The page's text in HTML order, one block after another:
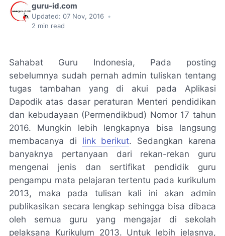
guru-id.com
Updated: 07 Nov, 2016 •
2 min read
Sahabat Guru Indonesia, Pada posting
sebelumnya sudah pernah admin tuliskan tentang
tugas tambahan yang di akui pada Aplikasi
Dapodik atas dasar peraturan Menteri pendidikan
dan kebudayaan (Permendikbud) Nomor 17 tahun
2016. Mungkin lebih lengkapnya bisa langsung
membacanya di link berikut. Sedangkan karena
banyaknya pertanyaan dari rekan-rekan guru
mengenai jenis dan sertifikat pendidik guru
pengampu mata pelajaran tertentu pada kurikulum
2013, maka pada tulisan kali ini akan admin
publikasikan secara lengkap sehingga bisa dibaca
oleh semua guru yang mengajar di sekolah
pelaksana Kurikulum 2013. Untuk lebih jelasnya,